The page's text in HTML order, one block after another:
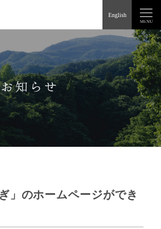
English
お知らせ
」のホームページができ